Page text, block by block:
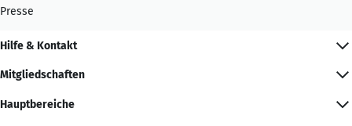
Presse
Hilfe & Kontakt
Mitgliedschaften
Hauptbereiche